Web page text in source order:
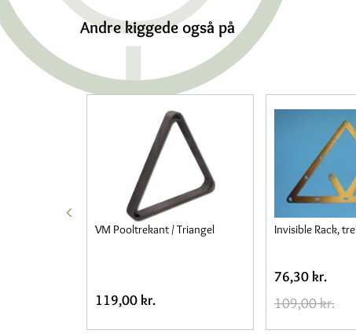
Andre kiggede også på
VM Pooltrekant / Triangel
119,00 kr.
Invisible Rack,
76,30 kr.
109,00 kr.